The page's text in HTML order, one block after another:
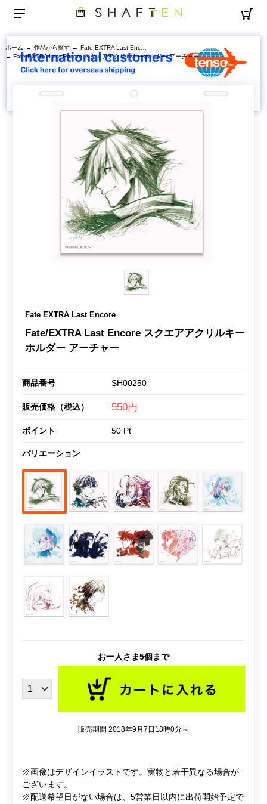
ホーム → 作品から探す →
Fate EXTRA Last Encore
→ Fate/EXTRA Last Encore スクエアアクリルキーホルダー アーチャー
Fate EXTRA Last Encore
Fate/EXTRA Last Encore スクエアアクリルキー
ホルダー アーチャー
商品番号 SH00250
販売価格（税込） 550円
ポイント 50 Pt
バリエーション
お一人さま5個まで
販売期間 2018年9月7日18時0分～
※画像はデザインイラストです。実物と若干異なる場合が
ございます。
※配送希望日がない場合は、5営業日以内に出荷開始予定で